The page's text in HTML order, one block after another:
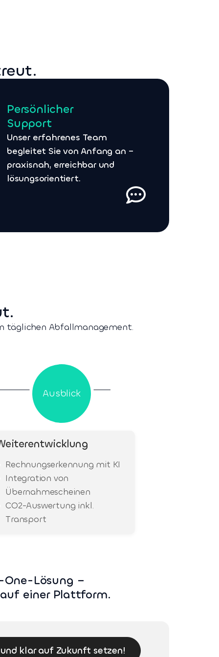
Persönlicher
Support
Unser erfahrenes Team
begleitet Sie von Anfang an –
praxisnah, erreichbar und
lösungsorientiert.
täglichen Abfallmanagement.
Ausblick
Rechnungserkennung mit KI
Integration von
Übernahmescheinen
CO2-Auswertung inkl.
Transport
Lösung –
einer Plattform.
klar auf Zukunft setzen!